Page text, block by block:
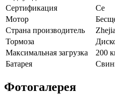
Сертификация
Ce
Мотор
Страна производитель
Тормоза
Максимальная загрузка
200
Батарея
Фотогалерея